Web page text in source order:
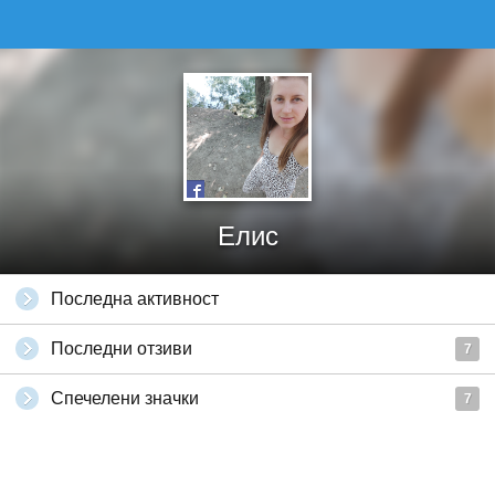
Елис
Последна активност
Последни отзиви 7
Спечелени значки 7